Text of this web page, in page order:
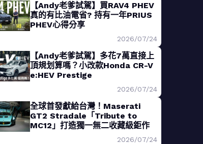
【Andy老爹試駕】買RAV4 PHEV
真的有比油電省? 持有一年PRIUS
PHEV心得分享
2026/07/24
【Andy老爹試駕】多花7萬直接上
頂規划算嗎？小改款Honda CR-V
e:HEV Prestige
2026/07/24
全球首發獻給台灣！Maserati
GT2 Stradale「Tribute to
MC12」打造獨一無二收藏級鉅作
2026/07/24